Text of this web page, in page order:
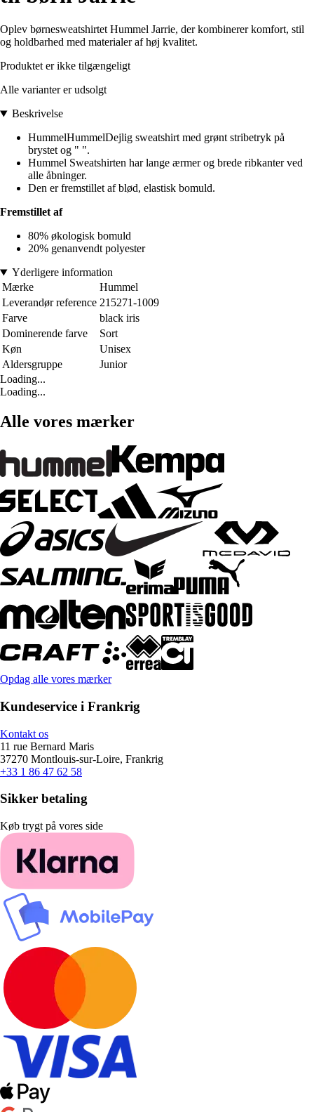
Oplev børnesweatshirtet Hummel Jarrie, der kombinerer komfort, stil
og holdbarhed med materialer af høj kvalitet.
Produktet er ikke tilgængeligt
Alle varianter er udsolgt
Beskrivelse
HummelHummelDejlig sweatshirt med grønt stribetryk på
brystet og " ".
Hummel Sweatshirten har lange ærmer og brede ribkanter ved
alle åbninger.
Den er fremstillet af blød, elastisk bomuld.
Fremstillet af
80% økologisk bomuld
20% genanvendt polyester
Yderligere information
Mærke
Hummel
Leverandør reference 215271-1009
Farve
black iris
Dominerende farve
Sort
Køn
Unisex
Aldersgruppe
Junior
Loading...
Loading...
Alle vores mærker
Opdag alle vores mærker
Kundeservice i Frankrig
Kontakt os
11 rue Bernard Maris
37270 Montlouis-sur-Loire, Frankrig
+33 1 86 47 62 58
Sikker betaling
Køb trygt på vores side